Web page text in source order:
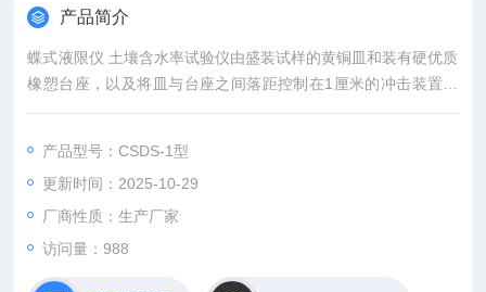
产品简介
蝶式液限仪 土壤含水率试验仪由盛装试样的黄铜皿和装有硬优质
橡愬台座，以及将皿与台座之间落距控制在1厘米的冲击装置凹
轮及计算器、划槽刀等组成。
产品型号：CSDS-1型
更新时间：2025-10-29
厂商性质：生产厂家
访问量：988